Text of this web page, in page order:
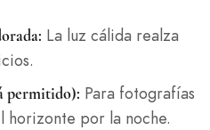
La luz cálida realza
permitido): Para fotografías
horizonte por la noche.